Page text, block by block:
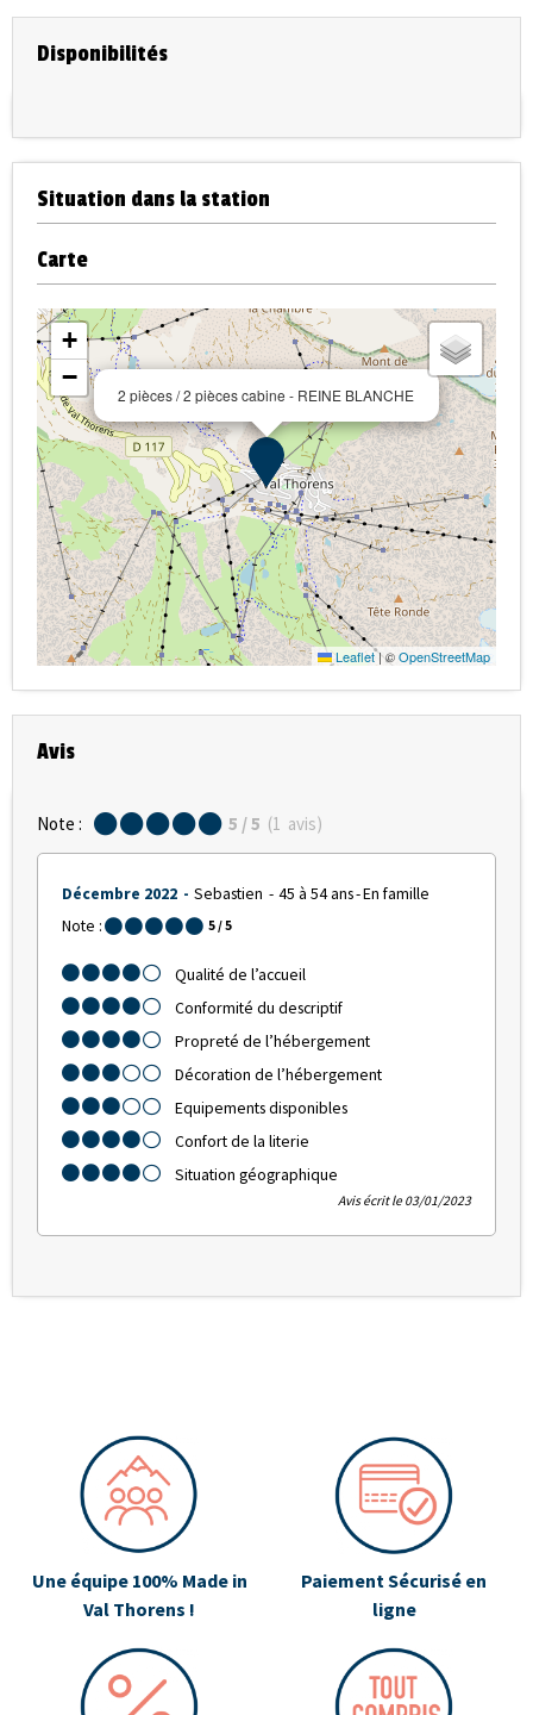
Disponibilités
Situation dans la station
Carte
2 pièces / 2 pièces cabine - REINE BLANCHE
+
−
Leaflet|©OpenStreetMap
Avis
Note : 5 / 5 (1 avis)
Décembre 2022 Sebastien 45 à 54 ans En famille
Note :
5 / 5
Qualité de l’accueil
Conformité du descriptif
Propreté de l’hébergement
Décoration de l’hébergement
Equipements disponibles
Confort de la literie
Situation géographique
Avis écrit le 03/01/2023
Une équipe 100% Made in
Val Thorens !
Paiement Sécurisé en
ligne